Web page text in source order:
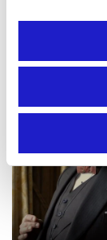
Sběratelé kostí